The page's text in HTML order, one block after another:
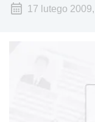
17 lutego